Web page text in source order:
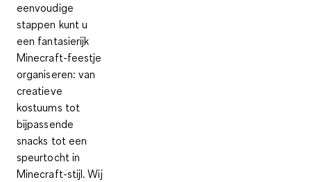
eenvoudige
stappen kunt u
een fantasierijk
Minecraft-feestje
organiseren: van
creatieve
kostuums tot
bijpassende
snacks tot een
speurtocht in
Minecraft-stijl. Wij